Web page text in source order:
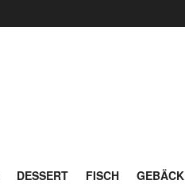
DESSERT FISCH GEBÄCK